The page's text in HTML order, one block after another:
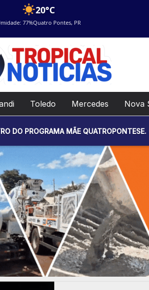
20°C
77%Quatro Pontes, PR
Toledo Mercedes Nova
MÃE QUATROPONTESE. O EVENTO